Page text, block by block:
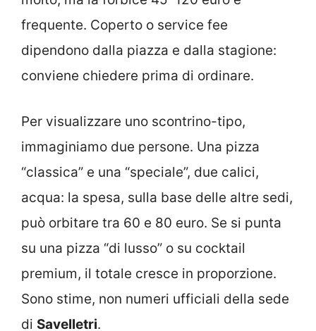
frequente. Coperto o service fee
dipendono dalla piazza e dalla stagione:
conviene chiedere prima di ordinare.
Per visualizzare uno scontrino-tipo,
immaginiamo due persone. Una pizza
“classica” e una “speciale”, due calici,
acqua: la spesa, sulla base delle altre sedi,
può orbitare tra 60 e 80 euro. Se si punta
su una pizza “di lusso” o su cocktail
premium, il totale cresce in proporzione.
Sono stime, non numeri ufficiali della sede
di Savelletri.